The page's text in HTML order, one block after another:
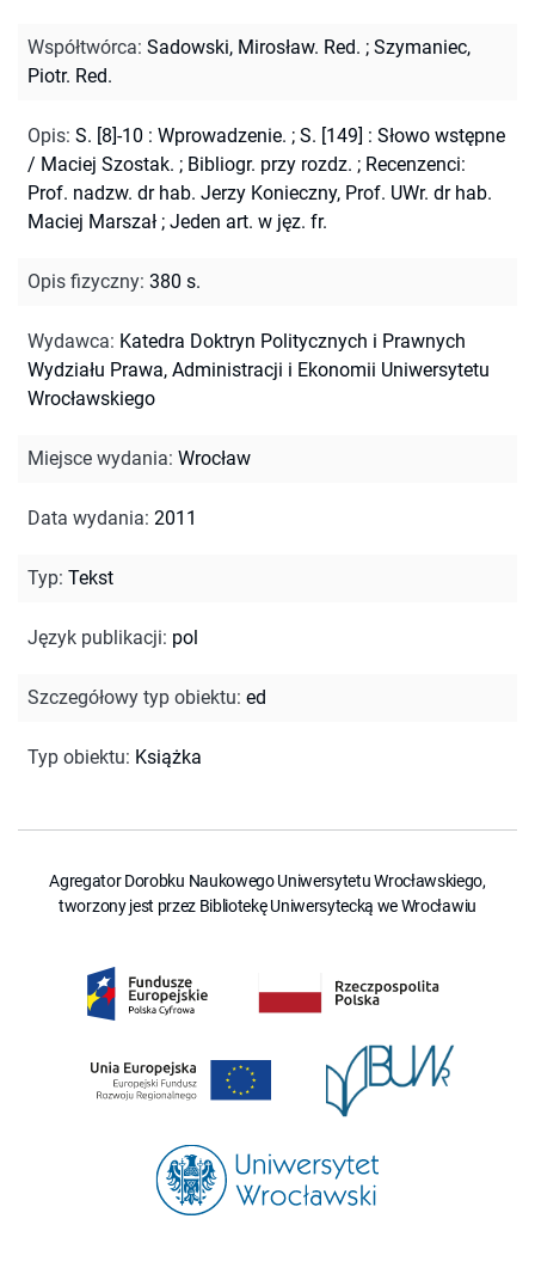
Współtwórca: Sadowski, Mirosław. Red. ; Szymaniec,
Piotr. Red.
Opis: S. [8]-10 : Wprowadzenie. ; S. [149] : Słowo wstępne
/ Maciej Szostak. ; Bibliogr. przy rozdz. ; Recenzenci:
Prof. nadzw. dr hab. Jerzy Konieczny, Prof. UWr. dr hab.
Maciej Marszał ; Jeden art. w jęz. fr.
Opis fizyczny: 380 s.
Wydawca: Katedra Doktryn Politycznych i Prawnych
Wydziału Prawa, Administracji i Ekonomii Uniwersytetu
Wrocławskiego
Miejsce wydania: Wrocław
Data wydania: 2011
Typ: Tekst
Język publikacji: pol
Szczegółowy typ obiektu: ed
Typ obiektu: Książka
Agregator Dorobku Naukowego Uniwersytetu Wrocławskiego,
tworzony jest przez Bibliotekę Uniwersytecką we Wrocławiu